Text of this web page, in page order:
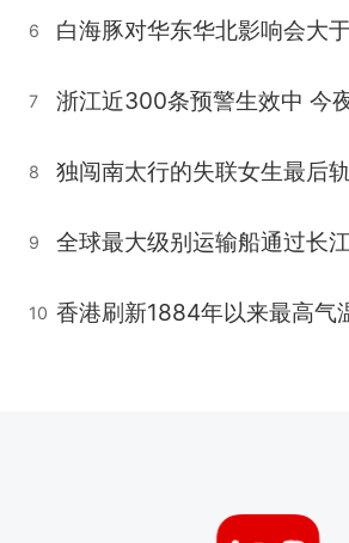
6
7
8
9
10